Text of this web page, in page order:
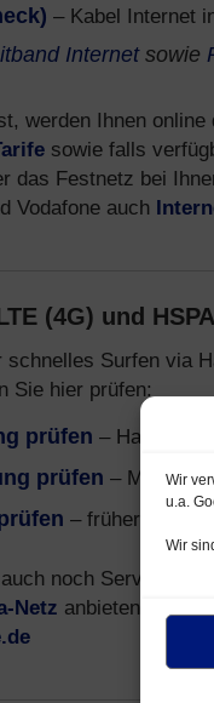
Wir
u.a.
Wir
– Kabel Internet
Internetsowie
werden Ihnen
sowie falls
das Festnetz bei
Vodafone auch
(4G) und
Surfen via
Sie hier prüfen:
prüfen –
prüfen –
– früher o2-
noch Service-
Netz anbieten.